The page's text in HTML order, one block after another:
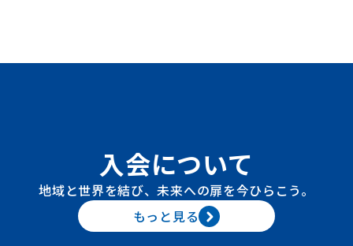
入会について
地域と世界を結び、未来への扉を今ひらこう。
もっと見る